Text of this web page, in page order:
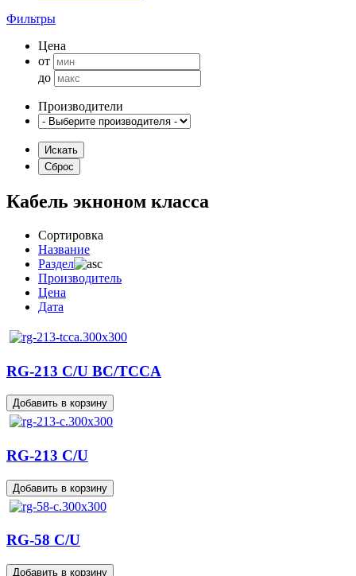
Фильтры
Цена
от
до
Производители
Кабель экноном класса
Сортировка
Название
Раздел
Производитель
Цена
Дата
RG-213 C/U BC/TCCA
RG-213 C/U
RG-58 C/U